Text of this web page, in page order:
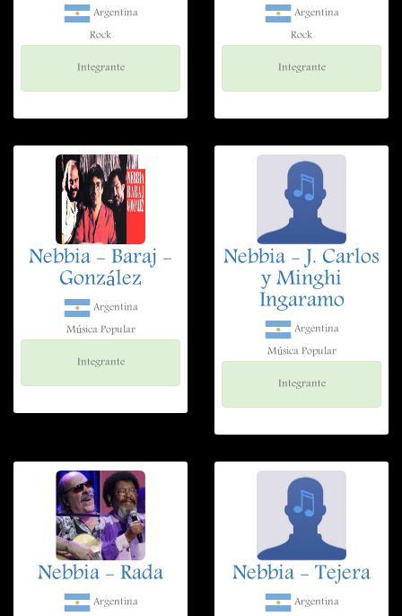
Argentina
Rock
Integrante
Argentina
Rock
Integrante
Nebbia - Baraj -
González
Argentina
Música Popular
Integrante
Nebbia - J. Carlos
y Minghi
Ingaramo
Argentina
Música Popular
Integrante
Nebbia - Rada
Argentina
Nebbia - Tejera
Argentina